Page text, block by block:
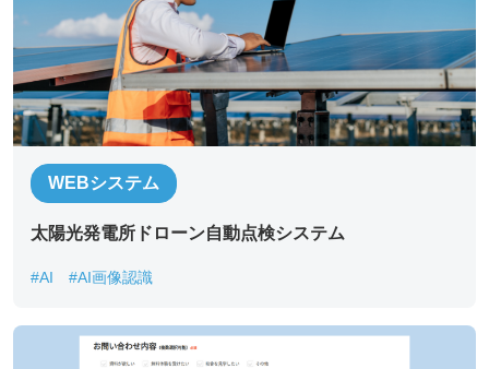
WEBシステム
太陽光発電所ドローン自動点検システム
#AI #AI画像認識